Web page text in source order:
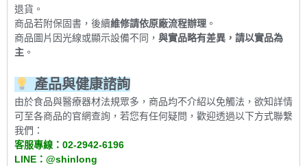
退貨。
商品若附保固書，後續維修請依原廠流程辦理 。
商品圖片因光線或顯示設備不同， 與實品略有差異，請以實品為
主 。
產品與健康諮詢
由於食品與醫療器材法規眾多，商品均不介紹以免觸法，欲知詳情
可至各商品的官網查詢，若您有任何疑問，歡迎透過以下方式聯繫
我們：
客服專線： 02-2942-6196
LINE ： @shinlong